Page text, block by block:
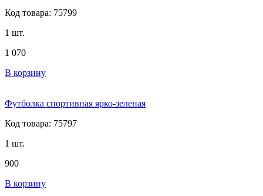
Код товара: 75799
1 шт.
1 070
В корзину
Футболка спортивная ярко-зеленая
Код товара: 75797
1 шт.
900
В корзину